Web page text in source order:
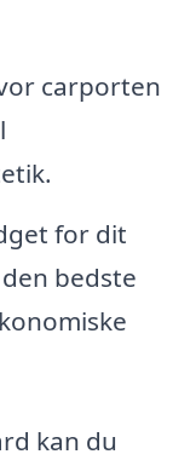
carporten
for dit
bedste
kan du